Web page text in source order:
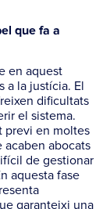
que fa a
en aquest
a la justícia. El
dificultats
el sistema.
previ en moltes
acaben abocats
de gestionar
aquesta fase
garanteixi una